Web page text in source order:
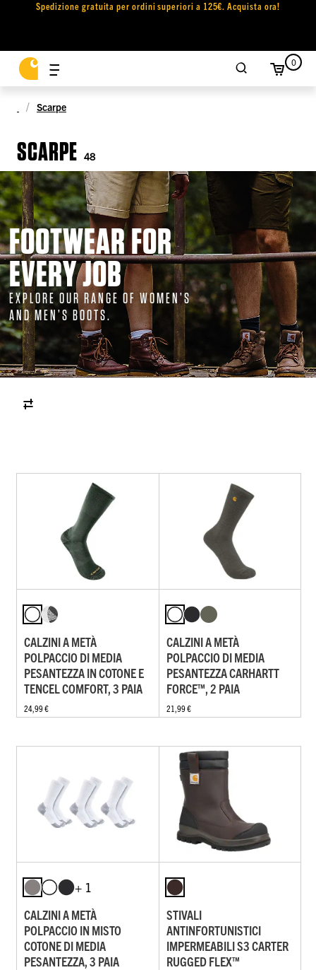
Spedizione gratuita per ordini superiori a 125€. Acquista ora!
0
Scarpe
SCARPE 48
FOOTWEAR FOR
EVERY JOB
EXPLORE OUR RANGE OF WOMEN’S
AND MEN’S BOOTS.
CALZINI A METÀ
POLPACCIO DI MEDIA
PESANTEZZA IN COTONE E
TENCEL COMFORT, 3 PAIA
24,99 €
CALZINI A METÀ
POLPACCIO DI MEDIA
PESANTEZZA CARHARTT
FORCE™, 2 PAIA
21,99 €
+ 1
CALZINI A METÀ
POLPACCIO IN MISTO
COTONE DI MEDIA
PESANTEZZA, 3 PAIA
STIVALI
ANTINFORTUNISTICI
IMPERMEABILI S3 CARTER
RUGGED FLEX™